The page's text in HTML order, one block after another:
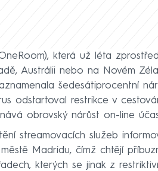
která už léta
Austrálii nebo na Novém
šedesátiprocentní
odstartoval restrikce v
obrovský nárůst on-line
streamovacích služeb
Madridu, čímž chtějí
kterých se jinak z